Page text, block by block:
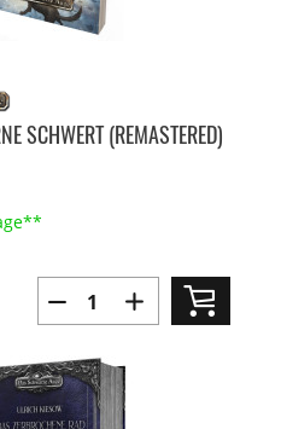
SCHWERT (REMASTERED)